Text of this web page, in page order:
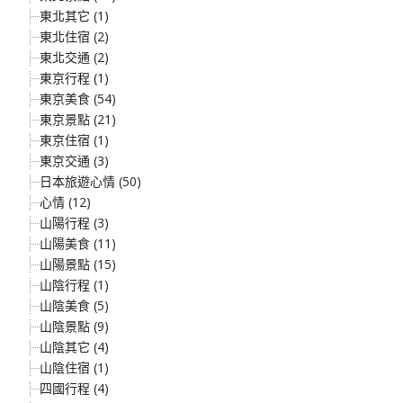
東北其它 (1)
東北住宿 (2)
東北交通 (2)
東京行程 (1)
東京美食 (54)
東京景點 (21)
東京住宿 (1)
東京交通 (3)
日本旅遊心情 (50)
心情 (12)
山陽行程 (3)
山陽美食 (11)
山陽景點 (15)
山陰行程 (1)
山陰美食 (5)
山陰景點 (9)
山陰其它 (4)
山陰住宿 (1)
四國行程 (4)